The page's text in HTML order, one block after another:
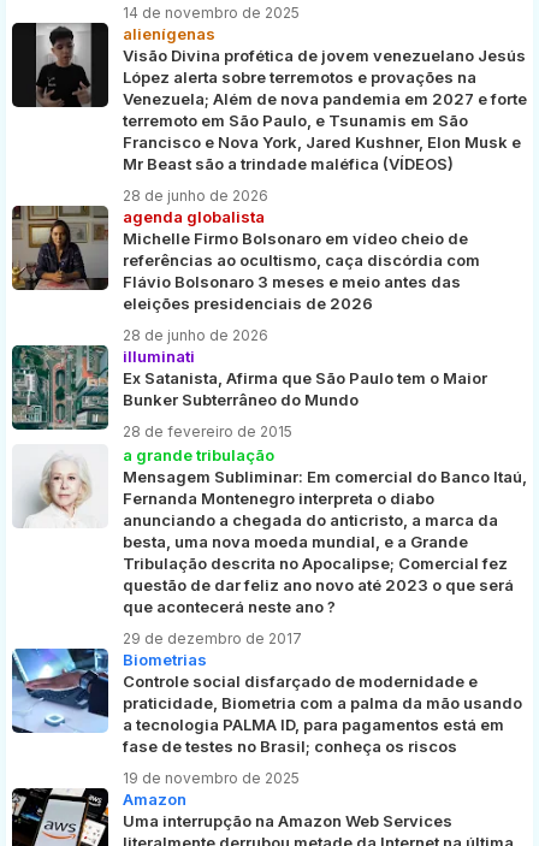
14 de novembro de 2025
alienígenas
Visão Divina profética de jovem venezuelano Jesús
López alerta sobre terremotos e provações na
Venezuela; Além de nova pandemia em 2027 e forte
terremoto em São Paulo, e Tsunamis em São
Francisco e Nova York, Jared Kushner, Elon Musk e
Mr Beast são a trindade maléfica (VÍDEOS)
28 de junho de 2026
agenda globalista
Michelle Firmo Bolsonaro em vídeo cheio de
referências ao ocultismo, caça discórdia com
Flávio Bolsonaro 3 meses e meio antes das
eleições presidenciais de 2026
28 de junho de 2026
illuminati
Ex Satanista, Afirma que São Paulo tem o Maior
Bunker Subterrâneo do Mundo
28 de fevereiro de 2015
a grande tribulação
Mensagem Subliminar: Em comercial do Banco Itaú,
Fernanda Montenegro interpreta o diabo
anunciando a chegada do anticristo, a marca da
besta, uma nova moeda mundial, e a Grande
Tribulação descrita no Apocalipse; Comercial fez
questão de dar feliz ano novo até 2023 o que será
que acontecerá neste ano ?
29 de dezembro de 2017
Biometrias
Controle social disfarçado de modernidade e
praticidade, Biometria com a palma da mão usando
a tecnologia PALMA ID, para pagamentos está em
fase de testes no Brasil; conheça os riscos
19 de novembro de 2025
Amazon
Uma interrupção na Amazon Web Services